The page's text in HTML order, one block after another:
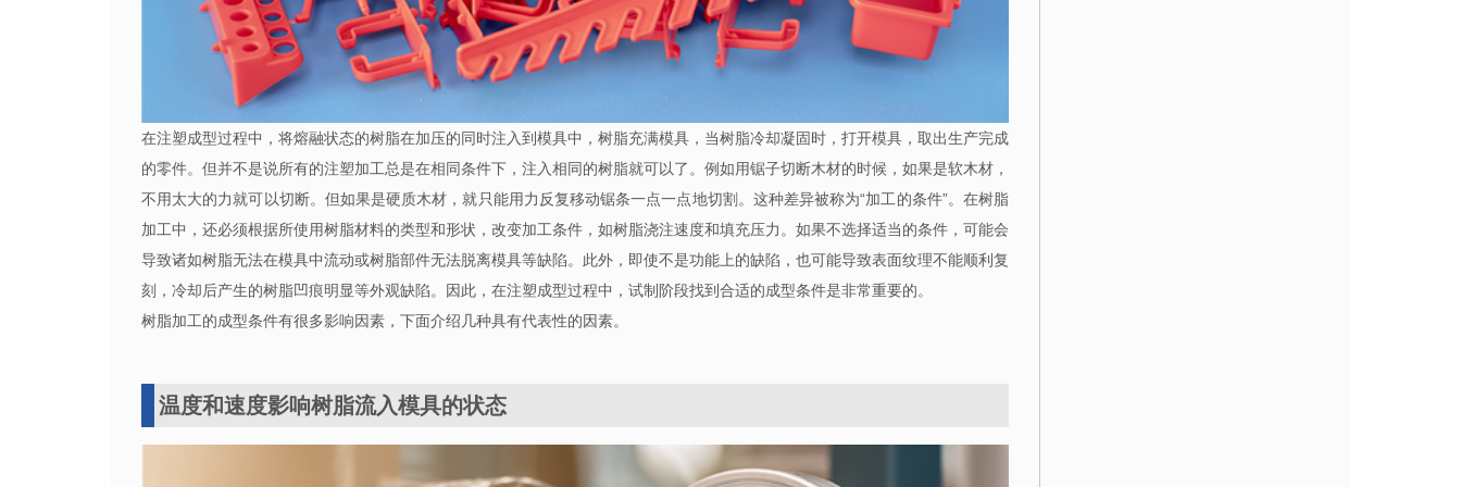
在注塑成型过程中，将熔融状态的树脂在加压的同时注入到模具中，树脂充满模具，当树脂冷却凝固时，打开模具，取出生产完成
的零件。但并不是说所有的注塑加工总是在相同条件下，注入相同的树脂就可以了。例如用锯子切断木材的时候，如果是软木材，
不用太大的力就可以切断。但如果是硬质木材，就只能用力反复移动锯条一点一点地切割。这种差异被称为“加工的条件”。在树脂
加工中，还必须根据所使用树脂材料的类型和形状，改变加工条件，如树脂浇注速度和填充压力。如果不选择适当的条件，可能会
导致诸如树脂无法在模具中流动或树脂部件无法脱离模具等缺陷。此外，即使不是功能上的缺陷，也可能导致表面纹理不能顺利复
刻，冷却后产生的树脂凹痕明显等外观缺陷。因此，在注塑成型过程中，试制阶段找到合适的成型条件是非常重要的。
树脂加工的成型条件有很多影响因素，下面介绍几种具有代表性的因素。
温度和速度影响树脂流入模具的状态